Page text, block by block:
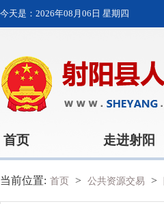
今天是： 2026年08月06日 星期四
首页 走进射阳
当前位置: 首页 > 公共资源交易 >